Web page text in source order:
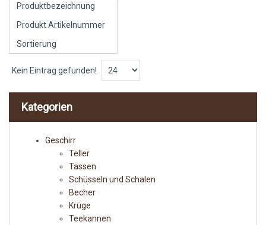
Produktbezeichnung
Produkt Artikelnummer
Sortierung
Kein Eintrag gefunden!
Kategorien
Geschirr
Teller
Tassen
Schüsseln und Schalen
Becher
Krüge
Teekannen